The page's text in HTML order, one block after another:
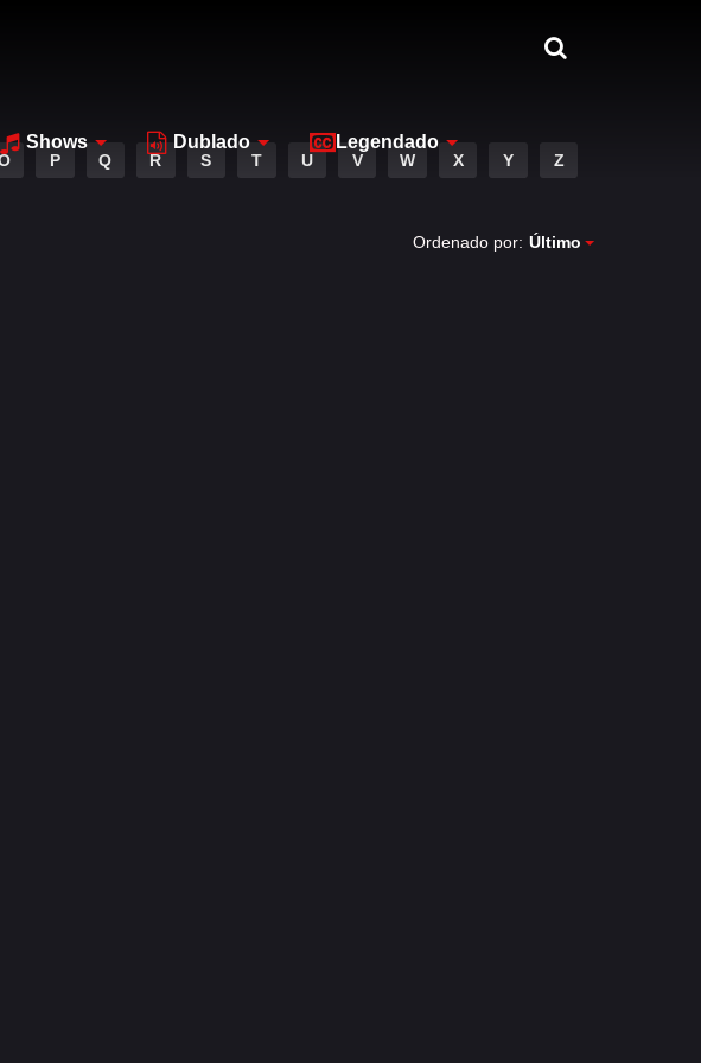
Shows Dublado Legendado
P Q R S T U V W X Y Z
Ordenado por: Último